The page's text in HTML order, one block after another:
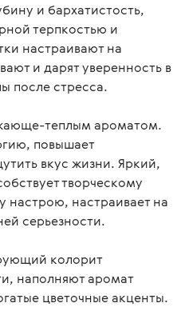
и бархатистость,
терпкостью и
настраивают на
и дарят уверенность в
после стресса.
теплым ароматом.
повышает
вкус жизни. Яркий,
творческому
настраивает на
серьезности.
колорит
наполняют аромат
цветочные акценты.